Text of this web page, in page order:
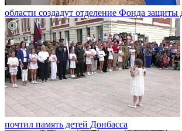
области создадут отделение Фонда защиты
почтил память детей Донбасса